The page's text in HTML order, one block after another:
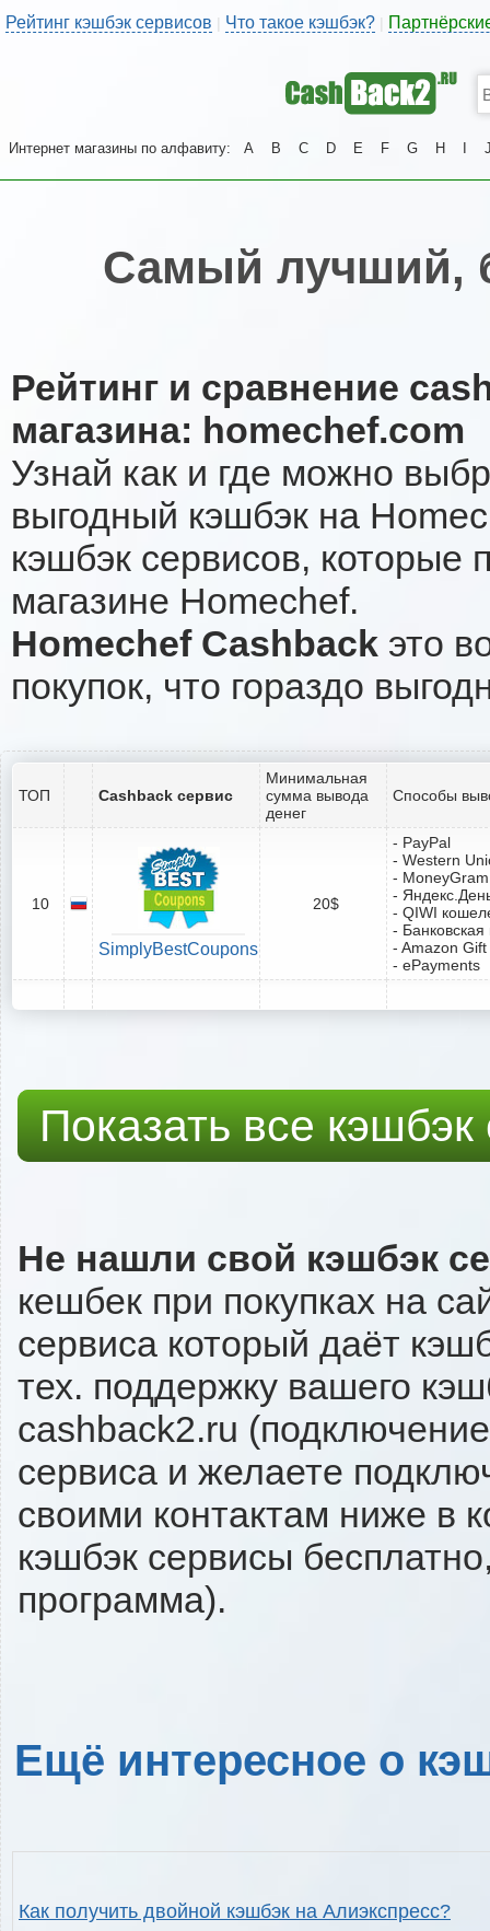
Рейтинг кэшбэк сервисов | Что такое кэшбэк?
Интернет магазины по алфавиту: A B C D E F G H
Самый лучший,
Рейтинг и сравнение
магазина: homechef.com
Узнай как и где можно
выгодный кэшбэк на
кэшбэк сервисов, которые
магазине Homechef.
Homechef Cashback это
покупок, что гораздо
ТОП Cashback сервис
Минимальная
сумма вывода
денег
Способы
10
SimplyBestCoupons
20$
- PayPal
- Western
- MoneyGram
-
- QIWI
-
- Amazon
- ePayments
Показать все
Не нашли свой кэшбэк
кешбек при покупках на
сервиса который даёт
тех. поддержку вашего
cashback2.ru
сервиса и желаете
своими контактам ниже в
кэшбэк сервисы
программа).
Ещё интересное о
Как получить двойной кэшбэк на Алиэкспресс?